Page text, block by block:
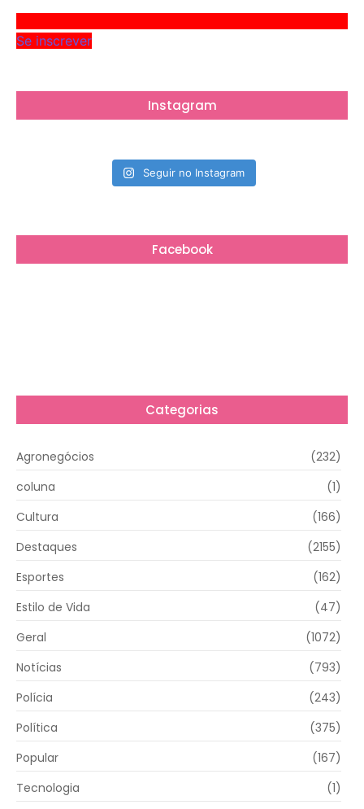
Se inscrever
Instagram
Seguir no Instagram
Facebook
Categorias
Agronegócios
(232)
coluna
(1)
Cultura
(166)
Destaques
(2155)
Esportes
(162)
Estilo de Vida
(47)
Geral
(1072)
Notícias
(793)
Polícia
(243)
Política
(375)
Popular
(167)
Tecnologia
(1)